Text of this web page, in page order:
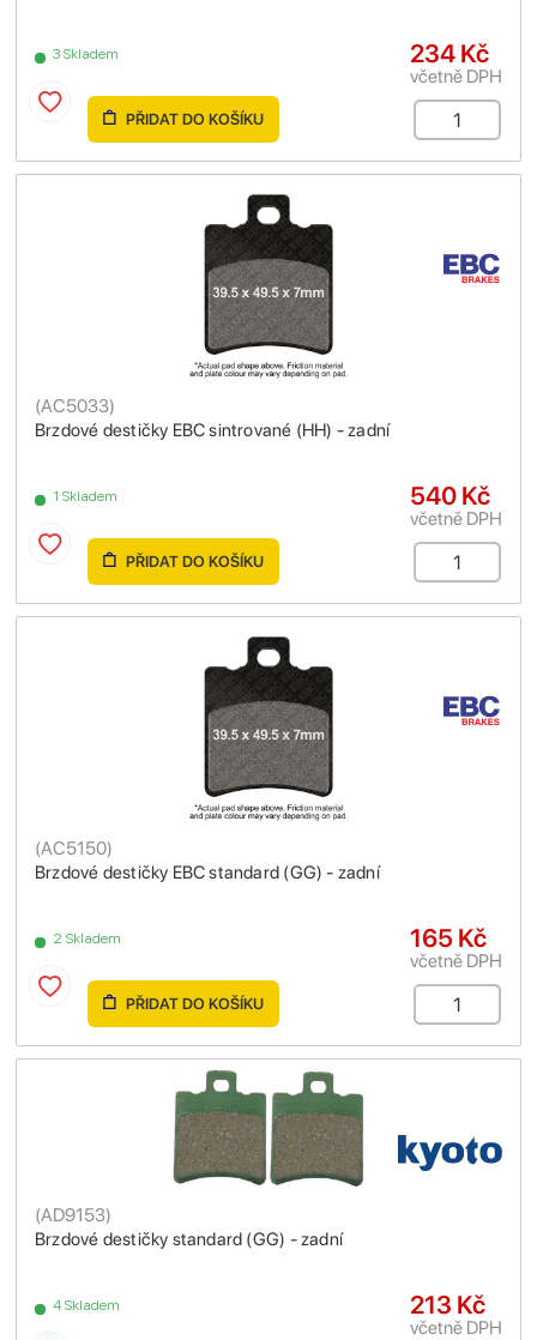
3 Skladem 234 Kč
včetně DPH
PŘIDAT DO KOŠÍKU
Brzdové destičky EBC sintrované (HH) - zadní
(AC5033)
1 Skladem 540 Kč
včetně DPH
PŘIDAT DO KOŠÍKU
Brzdové destičky EBC standard (GG) - zadní
(AC5150)
2 Skladem 165 Kč
včetně DPH
PŘIDAT DO KOŠÍKU
Brzdové destičky standard (GG) - zadní
(AD9153)
4 Skladem 213 Kč
včetně DPH